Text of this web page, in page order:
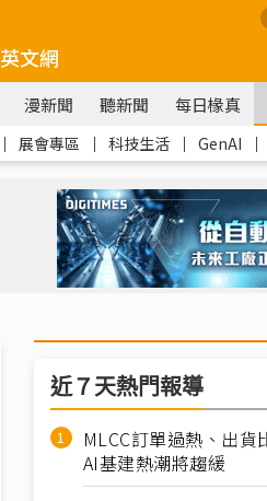
英文網
漫新聞 聽新聞 每日椽真
｜ 展會專區 ｜ 科技生活 ｜ GenAI ｜
近７天熱門報導
MLCC訂單過熱、出
AI基建熱潮將趨緩